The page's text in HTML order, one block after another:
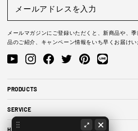
ア
レ
ス
入
力
メールマガジンにご登録いただくと、新商品や、
品のご紹介、キャンペーン情報をいち早くお届けい
YouTube InstagramFacebookTwitter Pinterest
PRODUCTS
SERVICE
HELP & POLICY